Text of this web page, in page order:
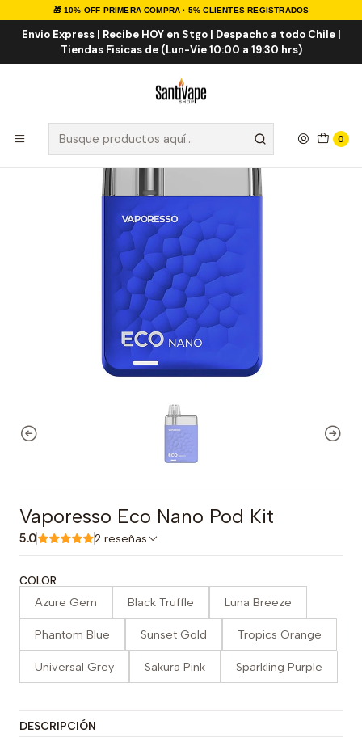
🎁 10% OFF PRIMERA COMPRA · 5% CLIENTES REGISTRADOS
Envio Express | Recibe HOY en Stgo | Despacho a todo Chile |
Tiendas Fisicas de (Lun-Vie 10:00 a 19:30 hrs)
0
Inicio VAPORIZADORES VAPE RECARGABLE
Vaporesso Eco Nano Pod Kit
Vaporesso Eco Nano Pod Kit
5.0 2 reseñas
COLOR
Azure Gem Black Truffle Luna Breeze
Phantom Blue Sunset Gold Tropics Orange
Universal Grey Sakura Pink Sparkling Purple
DESCRIPCIÓN